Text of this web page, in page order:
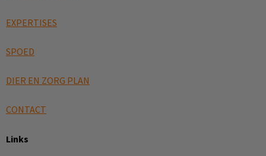
EXPERTISES
SPOED
DIER EN ZORG PLAN
CONTACT
Links